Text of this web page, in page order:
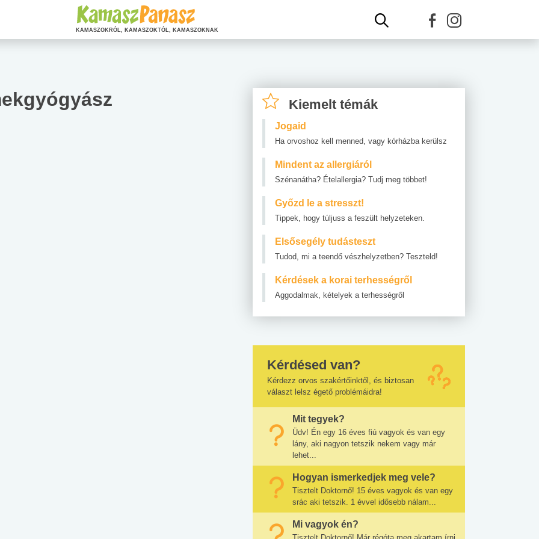
Kiemelt témák
Jogaid
Ha orvoshoz kell menned, vagy kórházba kerülsz
Mindent az allergiáról
Szénanátha? Ételallergia? Tudj meg többet!
Győzd le a stresszt!
Tippek, hogy túljuss a feszült helyzeteken.
Elsősegély tudásteszt
Tudod, mi a teendő vészhelyzetben? Teszteld!
Kérdések a korai terhességről
Aggodalmak, kételyek a terhességről
Kérdésed van?
Kérdezz orvos szakértőinktől, és biztosan
választ lelsz égető problémáidra!
Mit tegyek?
Üdv! Én egy 16 éves fiú vagyok és van egy
lány, aki nagyon tetszik nekem vagy már
lehet...
Hogyan ismerkedjek meg vele?
Tisztelt Doktornő! 15 éves vagyok és van egy
srác aki tetszik. 1 évvel idősebb nálam...
Mi vagyok én?
KAMASZOKRÓL, KAMASZOKTÓL, KAMASZOKNAK